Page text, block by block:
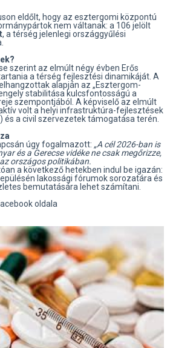
eldőlt, hogy az esztergomi központú
nem váltanak: a 106 jelölt
, a térség jelenlegi országgyűlési
szerint az elmúlt négy évben Erős
a térség fejlesztési dinamikáját. A
alapján az „Esztergom-
stabilitása kulcsfontosságú a
szempontjából. A képviselő az elmúlt
volt a helyi infrastruktúra-fejlesztések
és a civil szervezetek támogatása terén.
úgy fogalmazott: „A cél 2026-ban is
és a Gerecse vidéke ne csak megőrizze,
országos politikában.
a következő hetekben indul be igazán:
lakossági fórumok sorozatára és
bemutatására lehet számítani.
oldala